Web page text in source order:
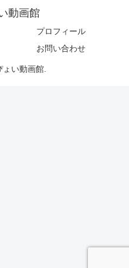
動画館
プロフィール
お問い合わせ
い動画館.